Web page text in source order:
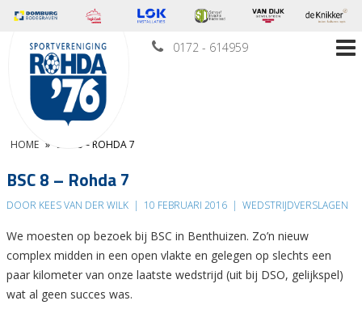
0172 - 614959
HOME » BSC 8 – ROHDA 7
BSC 8 – Rohda 7
DOOR KEES VAN DER WILK | 10 FEBRUARI 2016 | WEDSTRIJDVERSLAGEN
We moesten op bezoek bij BSC in Benthuizen. Zo’n nieuw
complex midden in een open vlakte en gelegen op slechts een
paar kilometer van onze laatste wedstrijd (uit bij DSO, gelijkspel)
wat al geen succes was.